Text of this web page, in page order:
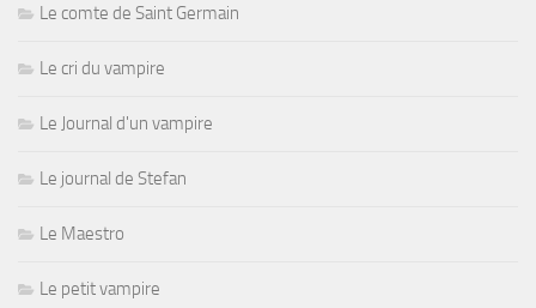
Le comte de Saint Germain
Le cri du vampire
Le Journal d'un vampire
Le journal de Stefan
Le Maestro
Le petit vampire